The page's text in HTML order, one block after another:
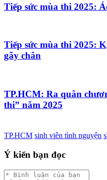
Tiếp sức mùa thi 2025:
Tiếp sức mùa thi 2025:
gãy chân
TP.HCM: Ra quân
thi” năm 2025
TP.HCM sinh viên tình nguyện
Ý kiến bạn đọc